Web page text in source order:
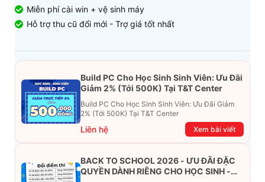
Miễn phí cài win + vệ sinh máy
Hỗ trợ thu cũ đổi mới - Trợ giá tốt nhất
Build PC Cho Học Sinh Sinh Viên: Ưu Đãi
Giảm 2% (Tới 500K) Tại T&T Center
Build PC Cho Học Sinh Sinh Viên: Ưu Đãi Giảm
2% (Tới 500K) Tại T&T Center
Liên hệ Xem bài viết
BACK TO SCHOOL 2026 - ƯU ĐÃI ĐẶC
QUYỀN DÀNH RIÊNG CHO HỌC SINH -